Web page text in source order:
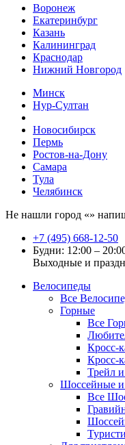
Воронеж
Екатеринбург
Казань
Калининград
Краснодар
Нижний Новгород
Минск
Нур-Султан
Новосибирск
Пермь
Ростов-на-Дону
Самара
Тула
Челябинск
Не нашли город «»
+7 (495) 668-12-50
Будни: 12:00 –
Выходные и
Велосипеды
Все
Горные
Все
Кросс-
Кросс-
Трейл
Шоссейные
Все